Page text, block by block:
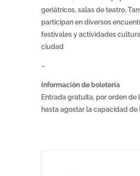
geriátricos, salas de teatro.
participan en diversos
festivales y actividades
ciudad
–
Información de boletería
Entrada gratuita, por orden de
hasta agostar la capacidad de